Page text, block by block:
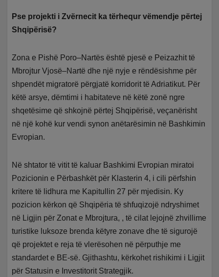
Pse projekti i Zvërnecit ka tërhequr vëmendje përtej
Shqipërisë?
Zona e Pishë Poro–Nartës është pjesë e Peizazhit të
Mbrojtur Vjosë–Nartë dhe një nyje e rëndësishme për
shpendët migratorë përgjatë korridorit të Adriatikut. Për
këtë arsye, dëmtimi i habitateve në këtë zonë ngre
shqetësime që shkojnë përtej Shqipërisë, veçanërisht
në një kohë kur vendi synon anëtarësimin në Bashkimin
Evropian.
Në shtator të vitit të kaluar Bashkimi Evropian miratoi
Pozicionin e Përbashkët për Klasterin 4, i cili përfshin
kritere të lidhura me Kapitullin 27 për mjedisin. Ky
pozicion kërkon që Shqipëria të shfuqizojë ndryshimet
në Ligjin për Zonat e Mbrojtura, , të cilat lejojnë zhvillime
turistike luksoze brenda këtyre zonave dhe të sigurojë
që projektet e reja të vlerësohen në përputhje me
standardet e BE-së. Gjithashtu, kërkohet rishikimi i Ligjit
për Statusin e Investitorit Strategjik.